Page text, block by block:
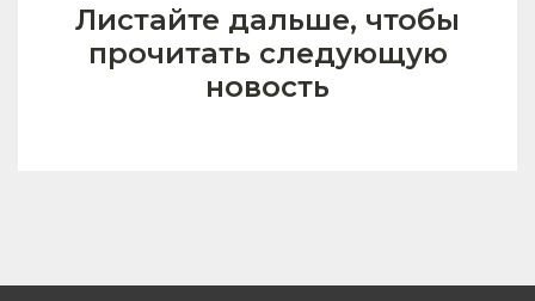
Листайте дальше, чтобы
прочитать следующую
новость